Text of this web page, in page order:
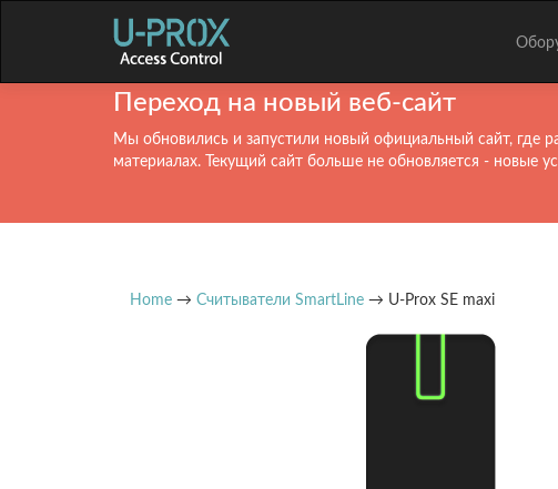
к
Переход на новый веб-сайт
Мы обновились и запустили новый официальный сайт, где
материалах. Текущий сайт больше не обновляется - новые
Home → Считыватели SmartLine → U-Prox SE maxi